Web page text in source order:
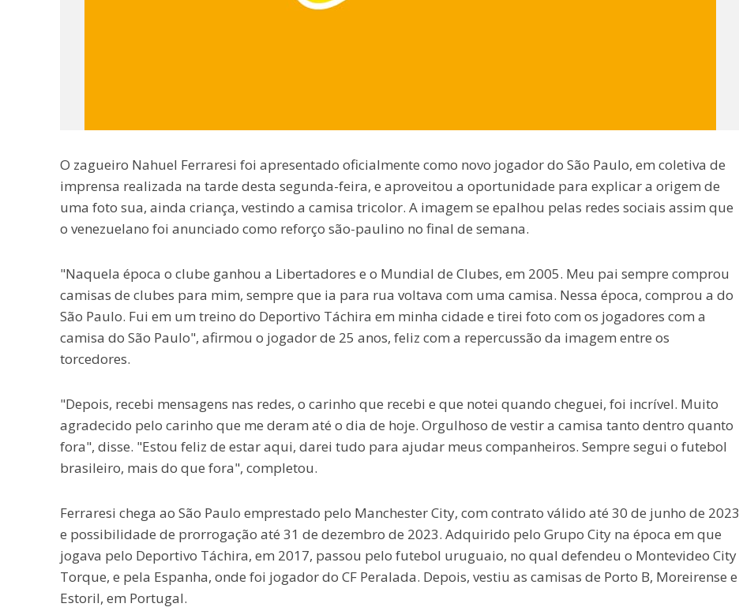
O zagueiro Nahuel Ferraresi foi apresentado oficialmente como novo jogador do São Paulo, em coletiva de
imprensa realizada na tarde desta segunda-feira, e aproveitou a oportunidade para explicar a origem de
uma foto sua, ainda criança, vestindo a camisa tricolor. A imagem se epalhou pelas redes sociais assim que
o venezuelano foi anunciado como reforço são-paulino no final de semana.
"Naquela época o clube ganhou a Libertadores e o Mundial de Clubes, em 2005. Meu pai sempre comprou
camisas de clubes para mim, sempre que ia para rua voltava com uma camisa. Nessa época, comprou a do
São Paulo. Fui em um treino do Deportivo Táchira em minha cidade e tirei foto com os jogadores com a
camisa do São Paulo", afirmou o jogador de 25 anos, feliz com a repercussão da imagem entre os
torcedores.
"Depois, recebi mensagens nas redes, o carinho que recebi e que notei quando cheguei, foi incrível. Muito
agradecido pelo carinho que me deram até o dia de hoje. Orgulhoso de vestir a camisa tanto dentro quanto
fora", disse. "Estou feliz de estar aqui, darei tudo para ajudar meus companheiros. Sempre segui o futebol
brasileiro, mais do que fora", completou.
Ferraresi chega ao São Paulo emprestado pelo Manchester City, com contrato válido até 30 de junho de 2023
e possibilidade de prorrogação até 31 de dezembro de 2023. Adquirido pelo Grupo City na época em que
jogava pelo Deportivo Táchira, em 2017, passou pelo futebol uruguaio, no qual defendeu o Montevideo City
Torque, e pela Espanha, onde foi jogador do CF Peralada. Depois, vestiu as camisas de Porto B, Moreirense e
Estoril, em Portugal.